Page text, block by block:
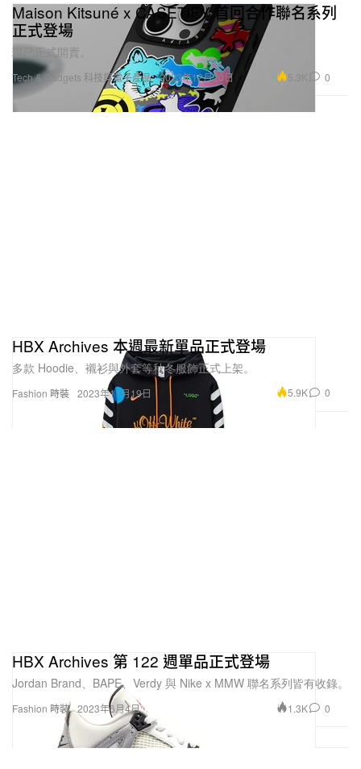
Tech & Gadgets 科技與電子產品
Maison Kitsuné x CASETiFY 首回合作聯名系列
正式登場
現已正式開賣。
2023年12月20日 5.3K 0
Fashion 時裝
HBX Archives 本週最新單品正式登場
多款 Hoodie、襯衫與外套等秋冬服飾正式上架。
2023年11月19日 5.9K 0
Fashion 時裝
HBX Archives 第 122 週單品正式登場
Jordan Brand、BAPE、Verdy 與 Nike x MMW 聯名系列皆有收錄。
2023年6月4日 1.3K 0